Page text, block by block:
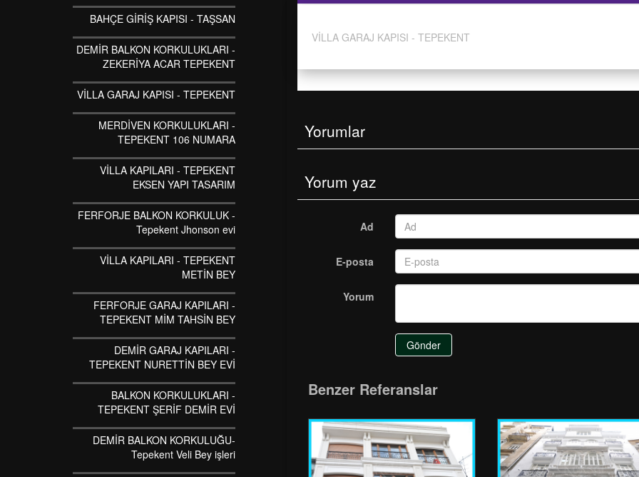
VİLLA GARAJ KAPISI - TEPEKENT
Yorumlar
Yorum yaz
Ad
E-posta
Yorum
Gönder
Benzer Referanslar
BAHÇE GİRİŞ KAPISI - TAŞSAN
DEMİR BALKON KORKULUKLARI -
ZEKERİYA ACAR TEPEKENT
VİLLA GARAJ KAPISI - TEPEKENT
MERDİVEN KORKULUKLARI -
TEPEKENT 106 NUMARA
VİLLA KAPILARI - TEPEKENT
EKSEN YAPI TASARIM
FERFORJE BALKON KORKULUK -
Tepekent Jhonson evi
VİLLA KAPILARI - TEPEKENT
METİN BEY
FERFORJE GARAJ KAPILARI -
TEPEKENT MİM TAHSİN BEY
DEMİR GARAJ KAPILARI -
TEPEKENT NURETTİN BEY EVİ
BALKON KORKULUKLARI -
TEPEKENT ŞERİF DEMİR EVİ
DEMİR BALKON KORKULUĞU-
Tepekent Veli Bey işleri